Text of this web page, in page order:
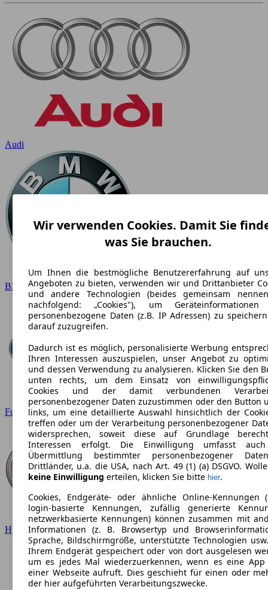
Audi
BMW
Ford
Hyundai
Wir verwenden Cookies. Damit Sie
was Sie brauchen.
Um Ihnen die bestmögliche Benutzererfahrung auf
Angeboten zu bieten, verwenden wir und Drittanbieter
und andere Technologien (beides gemeinsam
nachfolgend: „Cookies"), um
personenbezogene Daten (z.B. IP Adressen) zu
darauf zuzugreifen.
Dadurch ist es möglich, personalisierte Werbung
Ihren Interessen auszuspielen, unser Angebot zu
und dessen Verwendung zu analysieren. Klicken Sie den
unten rechts, um dem Einsatz von
Cookies und der damit verbundenen
personenbezogener Daten zuzustimmen oder den Button
links, um eine detaillierte Auswahl hinsichtlich der
treffen oder um der Verarbeitung personenbezogener
widersprechen, soweit diese auf Grundlage
Interessen erfolgt. Die Einwilligung umfasst
Übermittlung bestimmter personenbezogener
Drittländer, u.a. die USA, nach Art. 49 (1) (a) DSGVO.
keine Einwilligung erteilen, klicken Sie bitte hier.
Cookies, Endgeräte- oder ähnliche Online-Kennungen
login-basierte Kennungen, zufällig generierte
netzwerkbasierte Kennungen) können zusammen mit
Informationen (z. B. Browsertyp und
Sprache, Bildschirmgröße, unterstützte Technologien
Ihrem Endgerät gespeichert oder von dort ausgelesen
um es jedes Mal wiederzuerkennen, wenn es eine App
einer Webseite aufruft. Dies geschieht für einen oder
der hier aufgeführten Verarbeitungszwecke.